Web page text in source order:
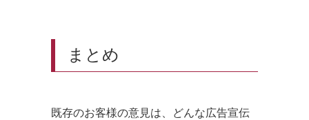
まとめ
既存のお客様の意見は、どんな広告宣伝